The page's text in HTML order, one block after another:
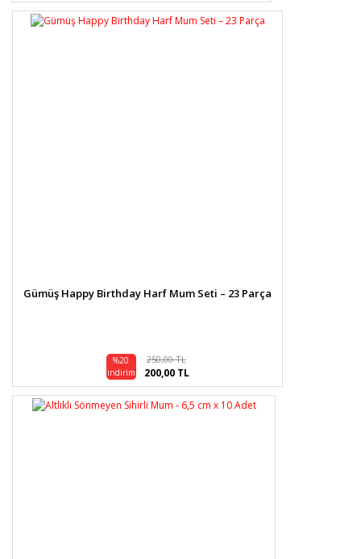
Gümüş Happy Birthday Harf Mum Seti – 23 Parça
%20
indirim
250,00 TL
200,00 TL